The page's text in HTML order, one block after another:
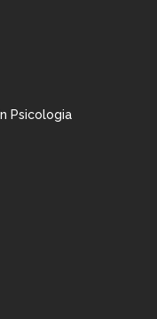
Psicologia